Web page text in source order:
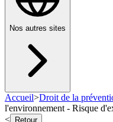
Nos autres sites
Accueil>Droit de la
l'environnement - Risque
<
Retour